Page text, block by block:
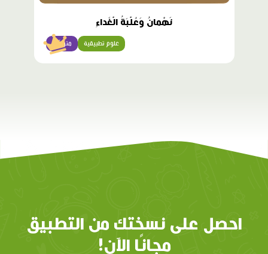
نَهْمانُ وَعُلْبَةُ الْغَداءِ
متوسّط علوم تطبيقية
احصل على نسختك من التطبيق
مجانًا الآن!